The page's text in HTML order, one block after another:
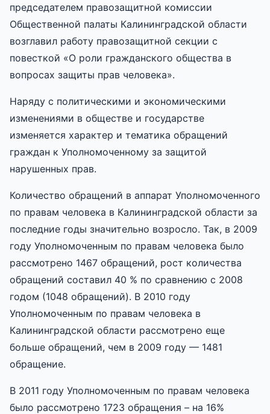
председателем правозащитной комиссии
Общественной палаты Калининградской области
возглавил работу правозащитной секции с
повесткой «О роли гражданского общества в
вопросах защиты прав человека».
Наряду с политическими и экономическими
изменениями в обществе и государстве
изменяется характер и тематика обращений
граждан к Уполномоченному за защитой
нарушенных прав.
Количество обращений в аппарат Уполномоченного
по правам человека в Калининградской области за
последние годы значительно возросло. Так, в 2009
году Уполномоченным по правам человека было
рассмотрено 1467 обращений, рост количества
обращений составил 40 % по сравнению с 2008
годом (1048 обращений). В 2010 году
Уполномоченным по правам человека в
Калининградской области рассмотрено еще
больше обращений, чем в 2009 году — 1481
обращение.
В 2011 году Уполномоченным по правам человека
было рассмотрено 1723 обращения – на 16%